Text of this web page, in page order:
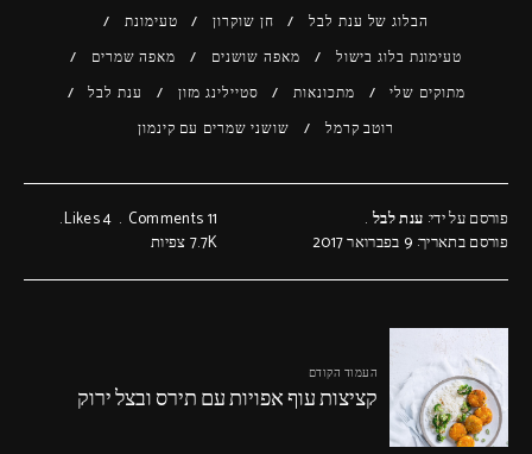
הבלוג של ענת לבל
חן שוקרון
טעימונת
טעימונת בלוג בישול
מאפה שושנים
מאפה שמרים
מתוקים שלי
מתכונאות סטיילינג מזון
ענת לבל
רוטב קרמל
שושני שמרים עם קינמון
פורסם על ידי: ענת לבל
פורסם בתאריך: 9 בפברואר 2017
11 Comments
4
Likes
7.7Kצפיות
העמוד הקודם
קציצות עוף אפויות עם תירס ובצל ירוק